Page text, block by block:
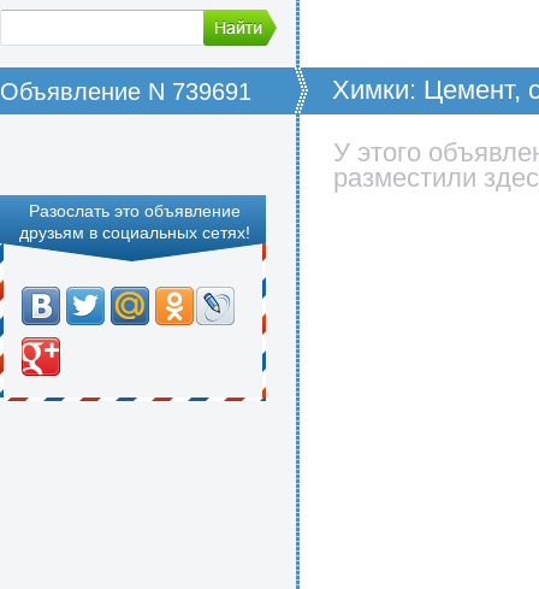
Объявление N 739691 Химки: Цемент,
Разослать это объявление
друзьям в социальных сетях!
У этого
разместили